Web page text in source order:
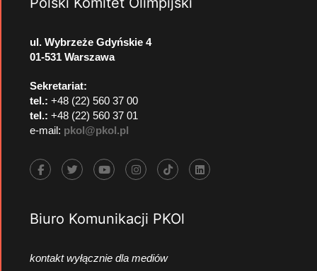
ul. Wybrzeże Gdyńskie 4
01-531 Warszawa
Sekretariat:
tel.: +48 (22) 560 37 00
tel.: +48 (22) 560 37 01
e-mail: pkol@pkol.pl
Biuro Komunikacji PKOl
kontakt wyłącznie dla mediów